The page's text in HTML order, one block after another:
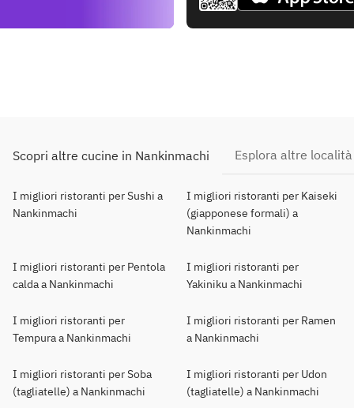
Scopri altre cucine in Nankinmachi Esplora altre località
I migliori ristoranti per Sushi a
Nankinmachi
I migliori ristoranti per Kaiseki
(giapponese formali) a
Nankinmachi
I migliori ristoranti per Pentola
calda a Nankinmachi
I migliori ristoranti per
Yakiniku a Nankinmachi
I migliori ristoranti per
Tempura a Nankinmachi
I migliori ristoranti per Ramen
a Nankinmachi
I migliori ristoranti per Soba
(tagliatelle) a Nankinmachi
I migliori ristoranti per Udon
(tagliatelle) a Nankinmachi